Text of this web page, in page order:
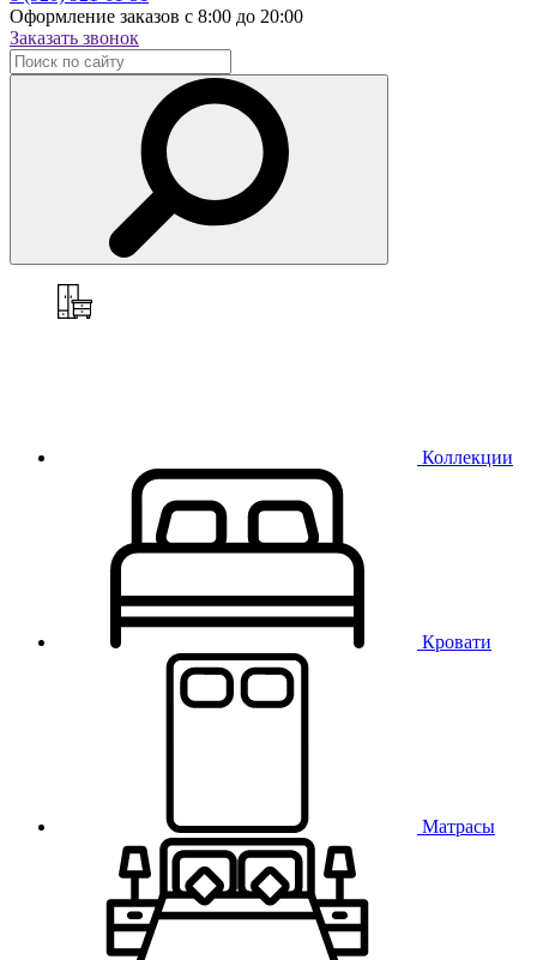
Оформление заказов с 8:00 до 20:00
Заказать звонок
Коллекции
Кровати
Матрасы